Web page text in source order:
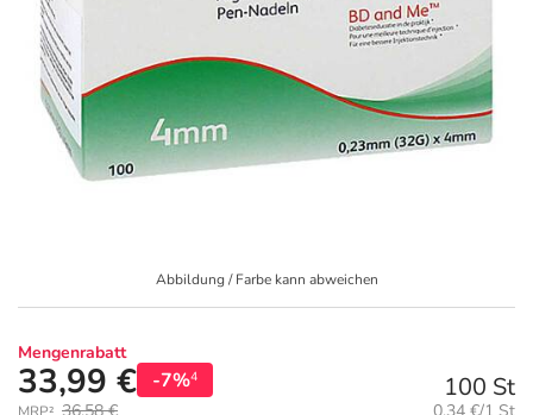
Diabetes
Körperpflege & Kosmetik
Liebe & Erotik
Natur & Homöopathie
Geschenkideen
Aktuelle Coupons 7
Summer SALE
Sonnenpflege
Fragen und Antworten
Kontakt
Ratgeber
E-Rezept App
5% Extra Cash
Avene & Ducray Deals
Eucerin Deals
Nattermann Deals
Abbildung / Farbe kann abweichen
Mengenrabatt
33,99 € -7%4 100 St
Grundpreis: